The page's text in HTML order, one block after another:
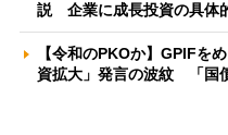
説 企業に成長投資の具体
【令和のPKOか】GPIFを
資拡大」発言の波紋 「国